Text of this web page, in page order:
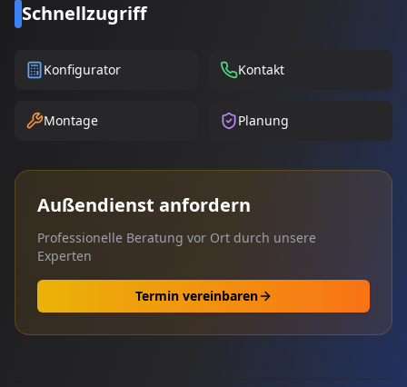
Schnellzugriff
Konfigurator Kontakt
Montage Planung
Außendienst anfordern
Professionelle Beratung vor Ort durch unsere
Experten
Termin vereinbaren